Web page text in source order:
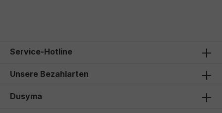
Service-Hotline
Unsere Bezahlarten
Dusyma